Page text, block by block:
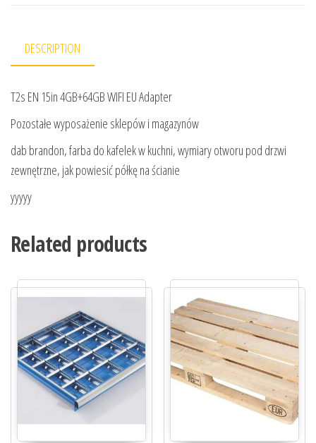
DESCRIPTION
T2s EN 15in 4GB+64GB WIFI EU Adapter
Pozostałe wyposażenie sklepów i magazynów
dab brandon, farba do kafelek w kuchni, wymiary otworu pod drzwi
zewnętrzne, jak powiesić półkę na ścianie
yyyyy
Related products